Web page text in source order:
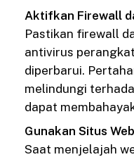
Aktifkan Firewall
Pastikan firewall
antivirus
diperbarui.
melindungi
dapat
Gunakan Situs
Saat menjelajah